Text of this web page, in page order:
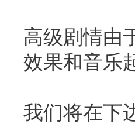
高级剧情由
效果和音乐
我们将在下